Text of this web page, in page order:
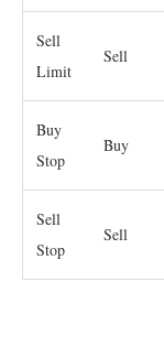
Sell
Limit
Sell
Buy
Stop
Buy
Sell
Stop
Sell